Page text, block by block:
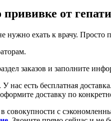
от
нужно ехать к врачу. Просто
заказов и заполните
нас есть бесплатная
доставку по
совокупности с